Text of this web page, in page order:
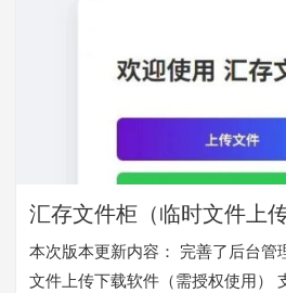
汇存文件柜（临时文件上
本次版本更新内容： 完善了后台管
文件上传下载软件（需授权使用）